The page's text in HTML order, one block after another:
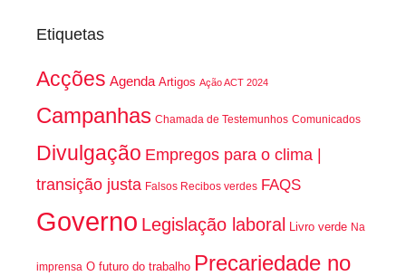
Etiquetas
Acções Agenda Artigos Ação ACT 2024
Campanhas Chamada de Testemunhos Comunicados
Divulgação Empregos para o clima |
transição justa Falsos Recibos verdes FAQS
Governo Legislação laboral Livro verde Na
imprensa O futuro do trabalho Precariedade no